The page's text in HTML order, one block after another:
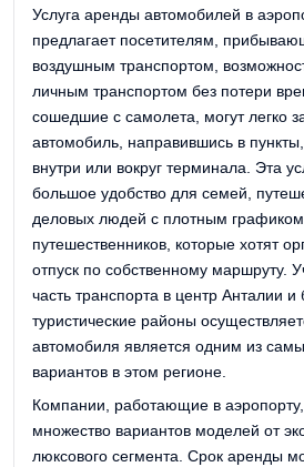
Услуга аренды автомобилей в
предлагает посетителям,
воздушным транспортом,
личным транспортом без потери
сошедшие с самолета, могут легко
автомобиль, направившись в
внутри или вокруг терминала. Эта
большое удобство для семей,
деловых людей с плотным
путешественников, которые хотят
отпуск по собственному маршруту.
часть транспорта в центр Анталии
туристические районы
автомобиля является одним из
вариантов в этом регионе.
Компании, работающие в
множество вариантов моделей от
люксового сегмента. Срок аренды